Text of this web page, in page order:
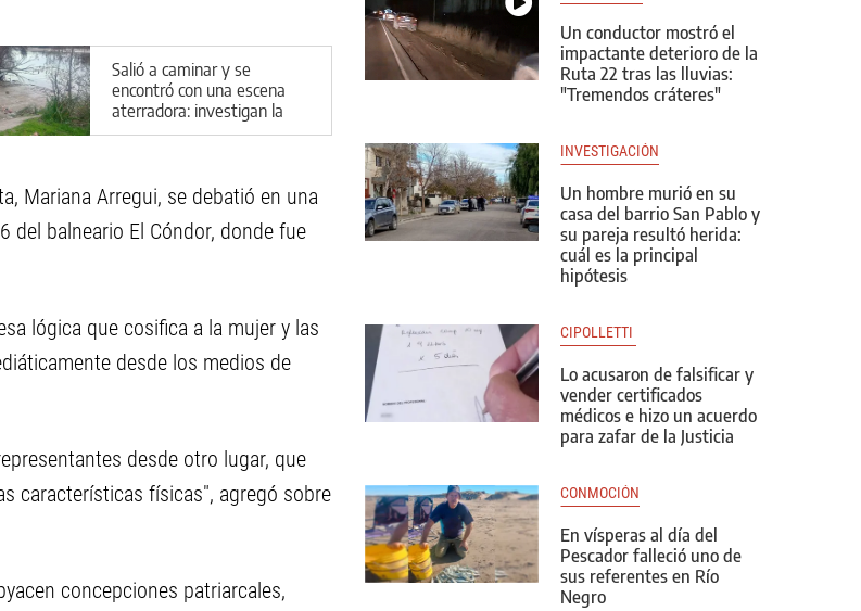
Salió a caminar y se
encontró con una escena
aterradora: investigan la
aparición de animales
Mariana Arregui, se debatió en una
del balneario El Cóndor, donde fue
lógica que cosifica a la mujer y las
desde los medios de
desde otro lugar, que
características físicas", agregó sobre
concepciones patriarcales,
Un conductor mostró el
impactante deterioro de la
Ruta 22 tras las lluvias:
"Tremendos cráteres"
INVESTIGACIÓN
Un hombre murió en su
casa del barrio San Pablo y
su pareja resultó herida:
cuál es la principal
hipótesis
CIPOLLETTI
Lo acusaron de falsificar y
vender certificados
médicos e hizo un acuerdo
para zafar de la Justicia
CONMOCIÓN
En vísperas al día del
Pescador falleció uno de
sus referentes en Río
Negro